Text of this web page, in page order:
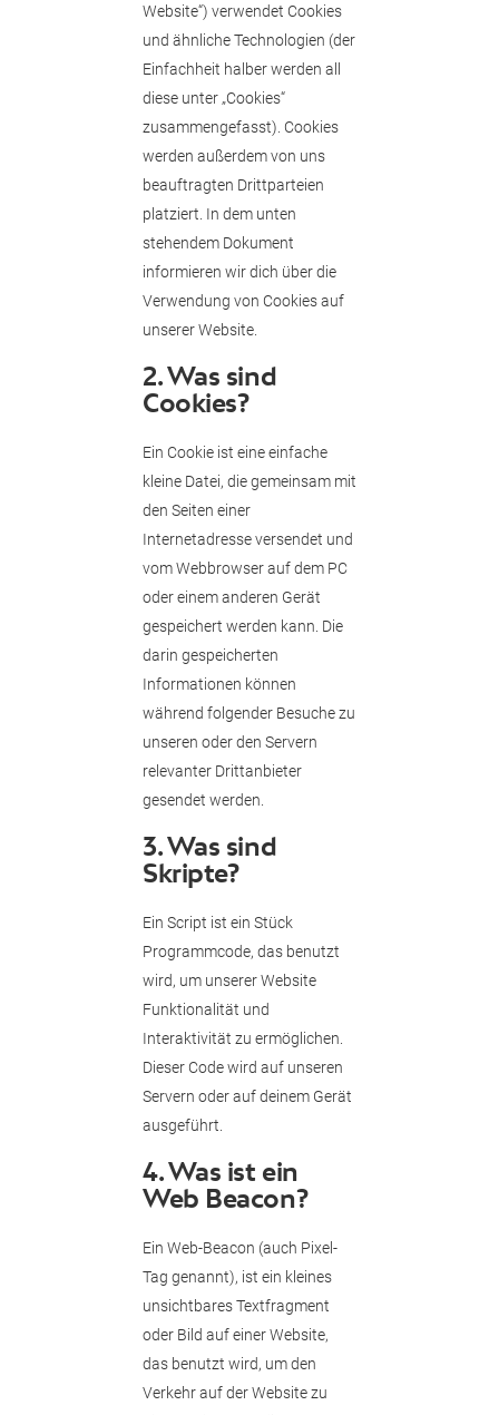
Website“) verwendet Cookies
und ähnliche Technologien (der
Einfachheit halber werden all
diese unter „Cookies“
zusammengefasst). Cookies
werden außerdem von uns
beauftragten Drittparteien
platziert. In dem unten
stehendem Dokument
informieren wir dich über die
Verwendung von Cookies auf
unserer Website.
2. Was sind
Cookies?
Ein Cookie ist eine einfache
kleine Datei, die gemeinsam mit
den Seiten einer
Internetadresse versendet und
vom Webbrowser auf dem PC
oder einem anderen Gerät
gespeichert werden kann. Die
darin gespeicherten
Informationen können
während folgender Besuche zu
unseren oder den Servern
relevanter Drittanbieter
gesendet werden.
3. Was sind
Skripte?
Ein Script ist ein Stück
Programmcode, das benutzt
wird, um unserer Website
Funktionalität und
Interaktivität zu ermöglichen.
Dieser Code wird auf unseren
Servern oder auf deinem Gerät
ausgeführt.
4. Was ist ein
Web Beacon?
Ein Web-Beacon (auch Pixel-
Tag genannt), ist ein kleines
unsichtbares Textfragment
oder Bild auf einer Website,
das benutzt wird, um den
Verkehr auf der Website zu